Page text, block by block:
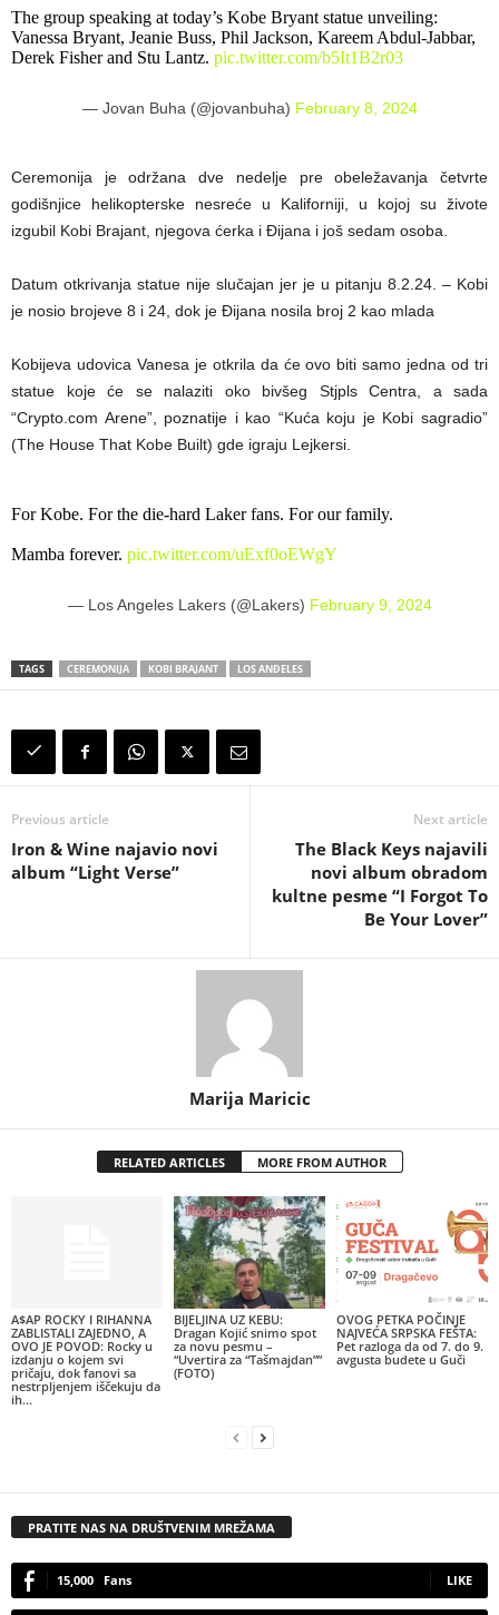
The group speaking at today’s Kobe Bryant statue unveiling:
Vanessa Bryant, Jeanie Buss, Phil Jackson, Kareem Abdul-Jabbar,
Derek Fisher and Stu Lantz. pic.twitter.com/b5It1B2r03
— Jovan Buha (@jovanbuha) February 8, 2024
Ceremonija je održana dve nedelje pre obeležavanja četvrte
godišnjice helikopterske nesreće u Kaliforniji, u kojoj su živote
izgubil Kobi Brajant, njegova ćerka i Đijana i još sedam osoba.
Datum otkrivanja statue nije slučajan jer je u pitanju 8.2.24. – Kobi
je nosio brojeve 8 i 24, dok je Đijana nosila broj 2 kao mlada
Kobijeva udovica Vanesa je otkrila da će ovo biti samo jedna od tri
statue koje će se nalaziti oko bivšeg Stjpls Centra, a sada
“Crypto.com Arene”, poznatije i kao “Kuća koju je Kobi sagradio”
(The House That Kobe Built) gde igraju Lejkersi.
For Kobe. For the die-hard Laker fans. For our family.
Mamba forever. pic.twitter.com/uExf0oEWgY
— Los Angeles Lakers (@Lakers) February 9, 2024
TAGS CEREMONIJA KOBI BRAJANT LOS ANĐELES
Previous article
Iron & Wine najavio novi
album “Light Verse”
Next article
The Black Keys najavili
novi album obradom
kultne pesme “I Forgot To
Be Your Lover”
Marija Maricic
RELATED ARTICLES MORE FROM AUTHOR
A$AP ROCKY I RIHANNA
ZABLISTALI ZAJEDNO, A
OVO JE POVOD: Rocky u
izdanju o kojem svi
pričaju, dok fanovi sa
nestrpljenjem iščekuju da
ih...
BIJELJINA UZ KEBU:
Dragan Kojić snimo spot
za novu pesmu –
“Uvertira za “Tašmajdan””
(FOTO)
OVOG PETKA POČINJE
NAJVEĆA SRPSKA FEŠTA:
Pet razloga da od 7. do 9.
avgusta budete u Guči
PRATITE NAS NA DRUŠTVENIM MREŽAMA
15,000 Fans LIKE